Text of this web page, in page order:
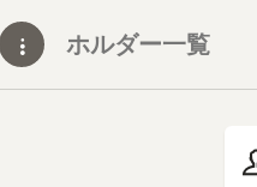
ホルダー一覧